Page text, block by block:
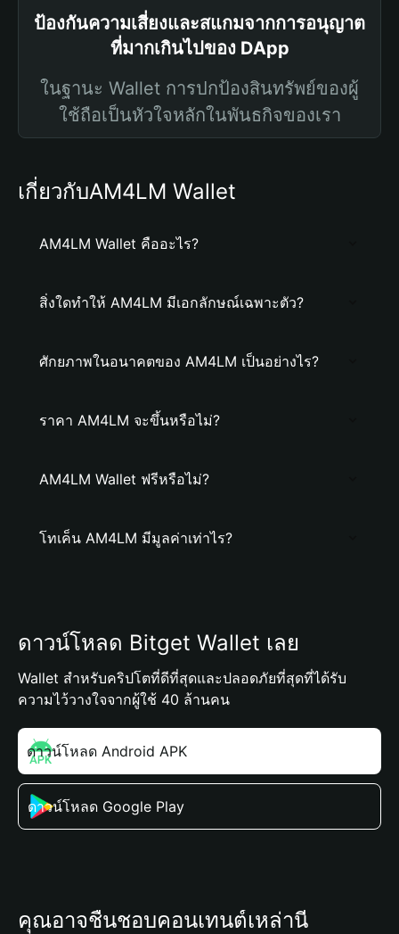
ป้องกันความเสี่ยงและสแกมจากการอนุญาต
ที่มากเกินไปของ DApp
ในฐานะ Wallet การปกป้องสินทรัพย์ของผู้
ใช้ถือเป็นหัวใจหลักในพันธกิจของเรา
เกี่ยวกับAM4LM Wallet
AM4LM Wallet คืออะไร?
สิ่งใดทำให้ AM4LM มีเอกลักษณ์เฉพาะตัว?
ศักยภาพในอนาคตของ AM4LM เป็นอย่างไร?
ราคา AM4LM จะขึ้นหรือไม่?
AM4LM Wallet ฟรีหรือไม่?
โทเค็น AM4LM มีมูลค่าเท่าไร?
ดาวน์โหลด Bitget Wallet เลย
Wallet สำหรับคริปโตที่ดีที่สุดและปลอดภัยที่สุดที่ได้รับ
ความไว้วางใจจากผู้ใช้ 40 ล้านคน
ดาวน์โหลด Android APK
ดาวน์โหลด Google Play
คุณอาจชื่นชอบคอนเทนต์เหล่านี้